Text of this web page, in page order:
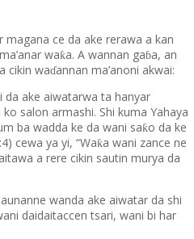
magana ce da ake rerawa a kan
waƙa. A wannan gaɓa, an
cikin waɗannan ma’anoni akwai:
da ake aiwatarwa ta hanyar
salon armashi. Shi kuma Yahaya
ba wadda ke da wani saƙo da ke
cewa ya yi, “Waƙa wani zance ne
a rere cikin sautin murya da
wanda ake aiwatar da shi
daidaitaccen tsari, wani bi har